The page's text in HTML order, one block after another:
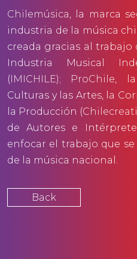
Chilemúsica, la marca
industria de la música
creada gracias al trabajo
Industria Musical
(IMICHILE); ProChile, la
Culturas y las Artes, la
la Producción (
de Autores e
enfocar el trabajo que
de la música nacional.
Back